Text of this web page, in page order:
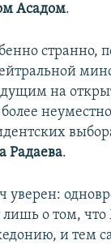
Асадом.
странно,
на
Радаева.
уверен:
лишь о том,
и тем